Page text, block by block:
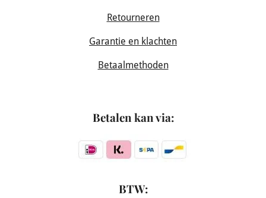
Retourneren
Garantie en klachten
Betaalmethoden
Betalen kan via:
BTW: